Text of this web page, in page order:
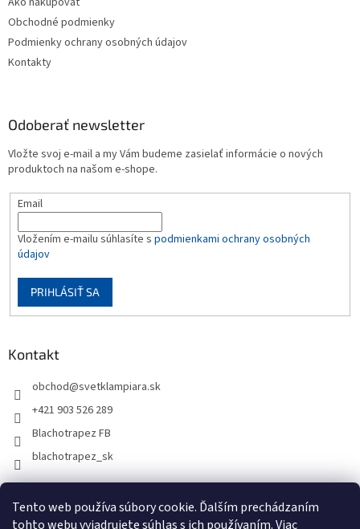
Tento web používa súbory cookie. Ďalším prechádzaním
tohto webu vyjadrujete súhlas s ich používaním. Viac
Obchodné podmienky
Podmienky ochrany osobných údajov
Kontakty
Odoberať newsletter
Vložte svoj e-mail a my Vám budeme zasielať informácie o nových
produktoch na našom e-shope.
Email
Vložením e-mailu súhlasíte s podmienkami ochrany osobných
údajov
PRIHLÁSIŤ SA
Kontakt
obchod@svetklampiara.sk
+421 903 526 289
Blachotrapez FB
blachotrapez_sk